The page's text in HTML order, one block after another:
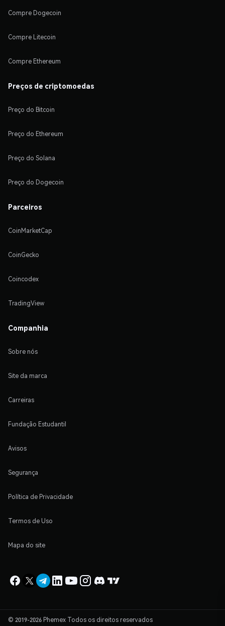
Compre Dogecoin
Compre Litecoin
Compre Ethereum
Preços de criptomoedas
Preço do Bitcoin
Preço do Ethereum
Preço do Solana
Preço do Dogecoin
Parceiros
CoinMarketCap
CoinGecko
Coincodex
TradingView
Companhia
Sobre nós
Site da marca
Carreiras
Fundação Estudantil
Avisos
Segurança
Política de Privacidade
Termos de Uso
Mapa do site
© 2019-2026 Phemex Todos os direitos reservados